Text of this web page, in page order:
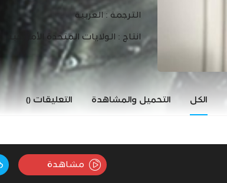
الترجمة : العربية
انتاج : الولايات المتحدة الأمريكية
الكل التحميل والمشاهدة التعليقات ()
مشاهدة